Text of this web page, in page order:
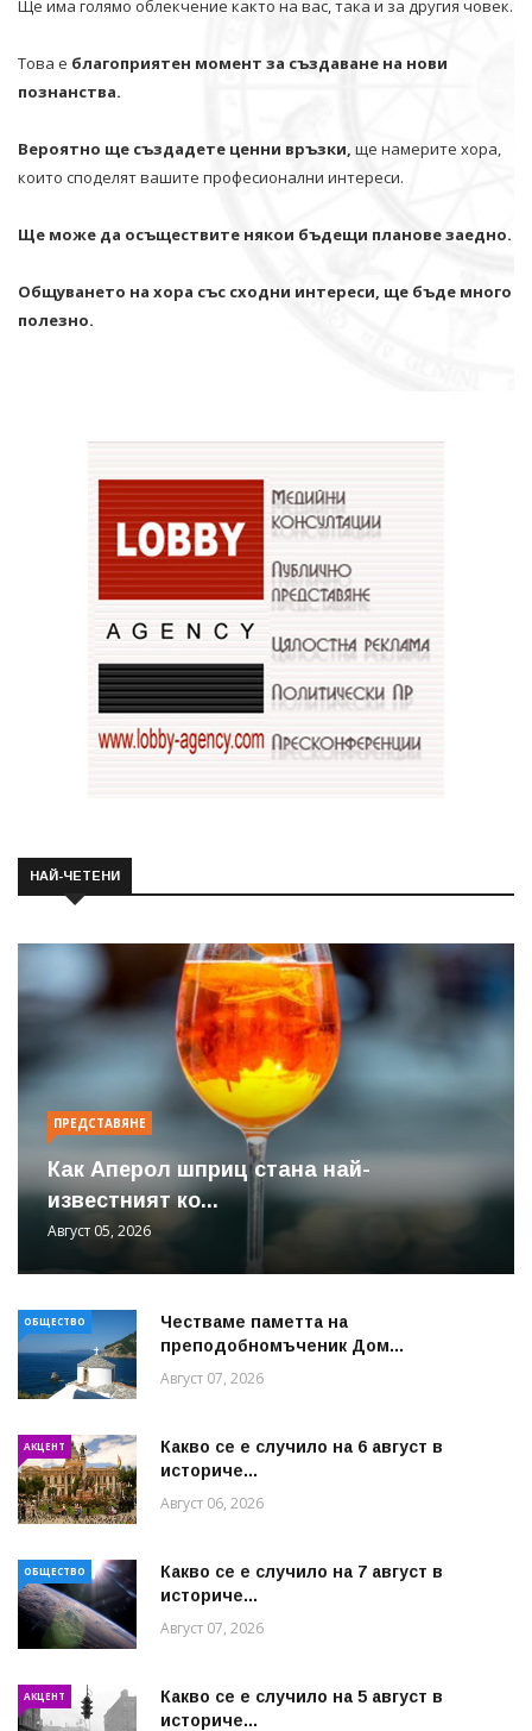
Ще има голямо облекчение както на вас, така и за другия човек.
Това е благоприятен момент за създаване на нови
познанства.
Вероятно ще създадете ценни връзки, ще намерите хора,
които споделят вашите професионални интереси.
Ще може да осъществите някои бъдещи планове заедно.
Общуването на хора със сходни интереси, ще бъде много
полезно.
НАЙ-ЧЕТЕНИ
ПРЕДСТАВЯНЕ
Как Аперол шприц стана най-
известният ко...
Август 05, 2026
ОБЩЕСТВО
Честваме паметта на
преподобномъченик Дом...
Август 07, 2026
АКЦЕНТ
Какво се е случило на 6 август в
историче...
Август 06, 2026
ОБЩЕСТВО
Какво се е случило на 7 август в
историче...
Август 07, 2026
АКЦЕНТ
Какво се е случило на 5 август в
историче...